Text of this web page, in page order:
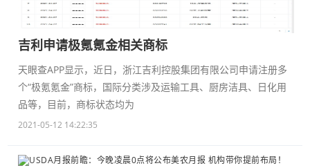
吉利申请极氪氪金相关商标
天眼查APP显示，近日，浙江吉利控股集团有限公司申请注册多
个“极氪氪金”商标，国际分类涉及运输工具、厨房洁具、日化用
品等，目前，商标状态均为
2021-05-12 14:22:35